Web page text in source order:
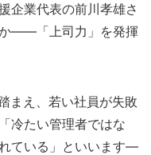
企業代表の前川孝雄さ
――「上司力」を発揮
まえ、若い社員が失敗
冷たい管理者ではな
ている」といいます―